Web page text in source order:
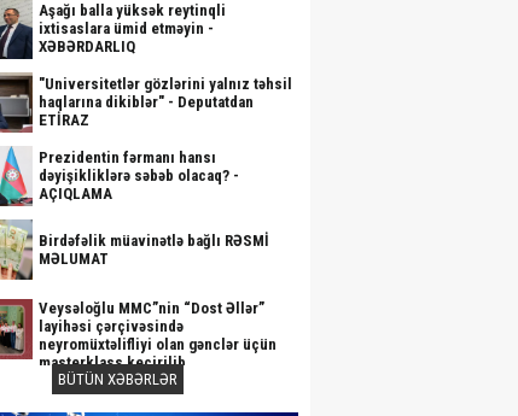
Aşağı balla yüksək reytinqli
ixtisaslara ümid etməyin -
XƏBƏRDARLIQ
"Universitetlər gözlərini yalnız təhsil
haqlarına dikiblər" - Deputatdan
ETİRAZ
Prezidentin fərmanı hansı
dəyişikliklərə səbəb olacaq? -
AÇIQLAMA
Birdəfəlik müavinətlə bağlı RƏSMİ
MƏLUMAT
Veysəloğlu MMC”nin “Dost Əllər”
layihəsi çərçivəsində
neyromüxtəlifliyi olan gənclər üçün
masterklass keçirilib
BÜTÜN XƏBƏRLƏR